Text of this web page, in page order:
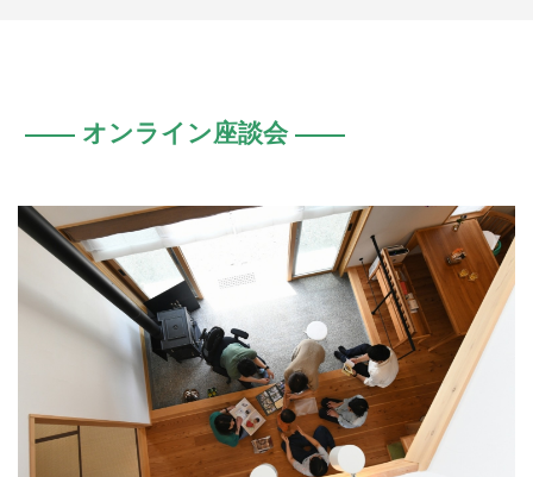
オンライン座談会